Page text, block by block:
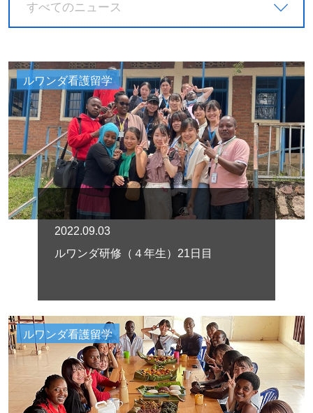
すべてのニュース
ルワンダ看護留学
2022.09.03
ルワンダ研修（４年生）21日目
ルワンダ看護留学